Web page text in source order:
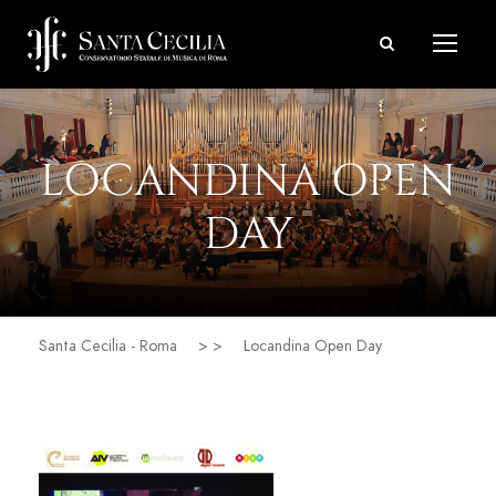
LOCANDINA OPEN
DAY
Santa Cecilia - Roma > > Locandina Open Day